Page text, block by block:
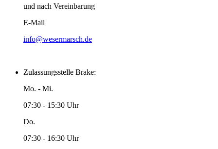
und nach Vereinbarung
E-Mail
info@wesermarsch.de
Zulassungsstelle Brake:
Mo. - Mi.
07:30 - 15:30 Uhr
Do.
07:30 - 16:30 Uhr